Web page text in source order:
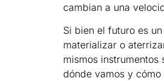
cambian a una
Si bien el futuro es
materializar o
mismos
dónde vamos y